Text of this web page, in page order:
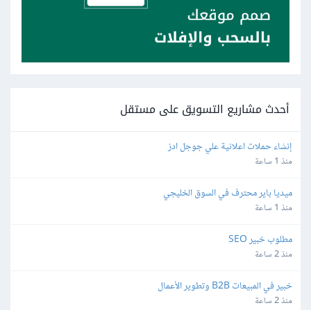
أحدث مشاريع التسويق على مستقل
إنشاء حملات اعلانية علي جوجل ادز
منذ 1 ساعة
ميديا باير محترف في السوق الخليجي
منذ 1 ساعة
مطلوب خبير SEO
منذ 2 ساعة
خبير في المبيعات B2B وتطوير الأعمال
منذ 2 ساعة